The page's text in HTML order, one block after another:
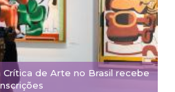
Crítica de Arte no Brasil recebe